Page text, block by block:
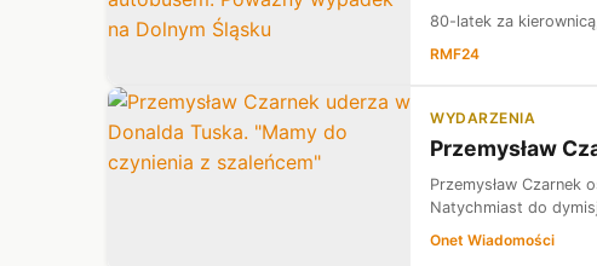
80-latek za
RMF24
WYDARZENIA
Przemysław
Przemysław Czarnek
Natychmiast do
Onet Wiadomości